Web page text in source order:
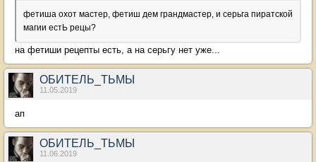
фетиша охот мастер, фетиш дем грандмастер, и серьга пиратской
магии естЬ рецы?
на фетиши рецепты есть, а на серьгу нет уже...
ОБИТЕЛЬ_ТЬМЫ
11.05.2019
ап
ОБИТЕЛЬ_ТЬМЫ
11.06.2019